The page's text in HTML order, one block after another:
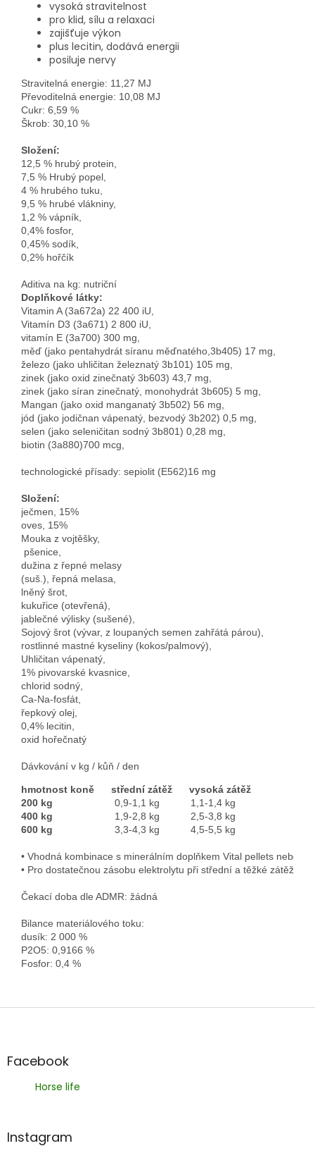
vysoká stravitelnost
pro klid, sílu a relaxaci
zajišťuje výkon
plus lecitin, dodává energii
posiluje nervy
Stravitelná energie: 11,27 MJ
Převoditelná energie: 10,08 MJ
Cukr: 6,59 %
Složení:
12,5 % hrubý protein,
7,5 % Hrubý popel,
4 % hrubého tuku,
9,5 % hrubé vlákniny,
1,2 % vápník,
0,4% fosfor,
0,45% sodík,
Doplňkové látky:
Vitamin A (3a672a) 22 400 iU,
Vitamín D3 (3a671) 2 800 iU,
vitamín E (3a700) 300 mg,
měď (jako pentahydrát síranu měďnatého,3b405) 17 mg,
železo (jako uhličitan železnatý 3b101) 105 mg,
zinek (jako oxid zinečnatý 3b603) 43,7 mg,
zinek (jako síran zinečnatý, monohydrát 3b605) 5 mg,
Mangan (jako oxid manganatý 3b502) 56 mg,
jód (jako jodičnan vápenatý, bezvodý 3b202) 0,5 mg,
selen (jako seleničitan sodný 3b801) 0,28 mg,
Složení:
ječmen, 15%
oves, 15%
Mouka z vojtěšky,
pšenice,
dužina z řepné melasy
(suš.), řepná melasa,
lněný šrot,
kukuřice (otevřená),
jablečné výlisky (sušené),
Sojový šrot (vývar, z loupaných semen zahřátá párou),
rostlinné mastné kyseliny (kokos/palmový),
Uhličitan vápenatý,
1% pivovarské kvasnice,
chlorid sodný,
Ca-Na-fosfát,
řepkový olej,
0,4% lecitin,
oxid hořečnatý
Dávkování v kg / kůň / den
hmotnost koně      střední zátěž      vysoká zátěž
200 kg
400 kg
600 kg
• Vhodná kombinace s minerálním doplňkem Vital pellets nebo
• Pro dostatečnou zásobu elektrolytu při střední a těžké zátěži
Bilance materiálového toku:
dusík: 2 000 %
P2O5: 0,9166 %
Fosfor: 0,4 %
Z
aFacebook
Horse life
Instagram